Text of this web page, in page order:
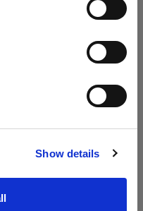
Show details
セス
すようお願いいた